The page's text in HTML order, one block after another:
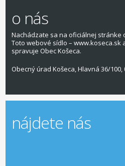
o nás
Nachádzate sa na oficiálnej stránke
Toto webové sídlo – www.koseca.sk
spravuje Obec Košeca.
Obecný úrad Košeca, Hlavná 36/100,
nájdete nás